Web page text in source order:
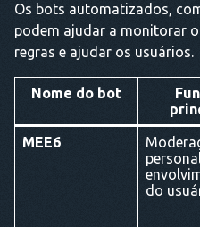
Os bots automatizados,
podem ajudar a monitorar
regras e ajudar os usuários.
Nome do bot
MEE6
do